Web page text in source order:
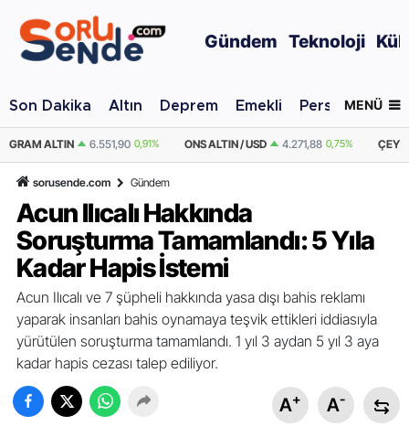
Gündem Teknoloji
Son Dakika Altın Deprem Emekli Personel Alımı
MENÜ
ONS ALTIN / USD 4.271,88 0,75% ÇEYREK ALTIN 10.712,35 0,91%
sorusende.com Gündem
Acun Ilıcalı Hakkında
Soruşturma Tamamlandı: 5 Yıla
Kadar Hapis İstemi
Acun Ilıcalı ve 7 şüpheli hakkında yasa dışı bahis reklamı
yaparak insanları bahis oynamaya teşvik ettikleri iddiasıyla
yürütülen soruşturma tamamlandı. 1 yıl 3 aydan 5 yıl 3 aya
kadar hapis cezası talep ediliyor.
A+ A-